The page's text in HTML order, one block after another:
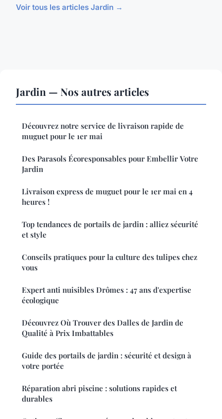
Voir tous les articles Jardin →
Jardin — Nos autres articles
Découvrez notre service de livraison rapide de
muguet pour le 1er mai
Des Parasols Écoresponsables pour Embellir Votre
Jardin
Livraison express de muguet pour le 1er mai en 4
heures !
Top tendances de portails de jardin : alliez sécurité
et style
Conseils pratiques pour la culture des tulipes chez
vous
Expert anti nuisibles Drômes : 47 ans d'expertise
écologique
Découvrez Où Trouver des Dalles de Jardin de
Qualité à Prix Imbattables
Guide des portails de jardin : sécurité et design à
votre portée
Réparation abri piscine : solutions rapides et
durables